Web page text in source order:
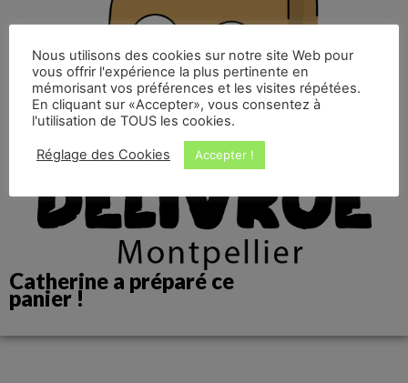
Catherine a préparé ce
panier !
Nous utilisons des cookies sur notre site Web pour
vous offrir l'expérience la plus pertinente en
mémorisant vos préférences et les visites répétées.
En cliquant sur «Accepter», vous consentez à
l'utilisation de TOUS les cookies.
Réglage des Cookies Accepter !